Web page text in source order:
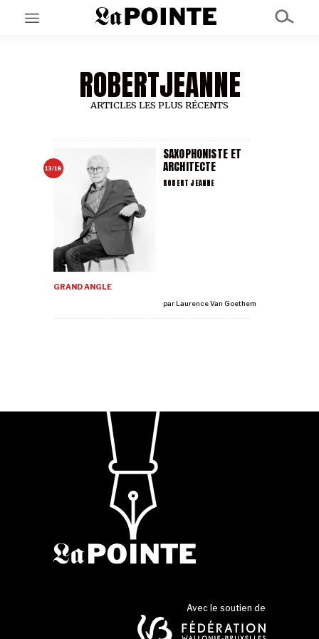
EN CE MOMENT
GRAND ANGLE
AU LARGE
À PROPOS
NOS PARTENAIRES
SOUTENEZ NOUS
ROBERTJEANNE
ARTICLES LES PLUS RÉCENTS
13/18
SAXOPHONISTE ET
ARCHITECTE
ROBERT JEANNE
GRAND ANGLE
parLaurence Van Goethem
Avec le soutien de